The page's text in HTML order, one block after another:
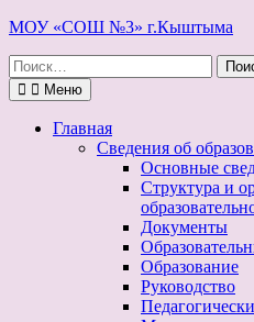
Перейти
содержимому
МОУ «СОШ №3» г.Кыштыма
Поиск
по:
Меню
Главная
Сведения об
Основные
Структура и
Документы
Образование
Руководство